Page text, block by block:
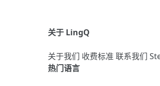
关于 LingQ
关于我们 收费标准 联系我们
热门语言